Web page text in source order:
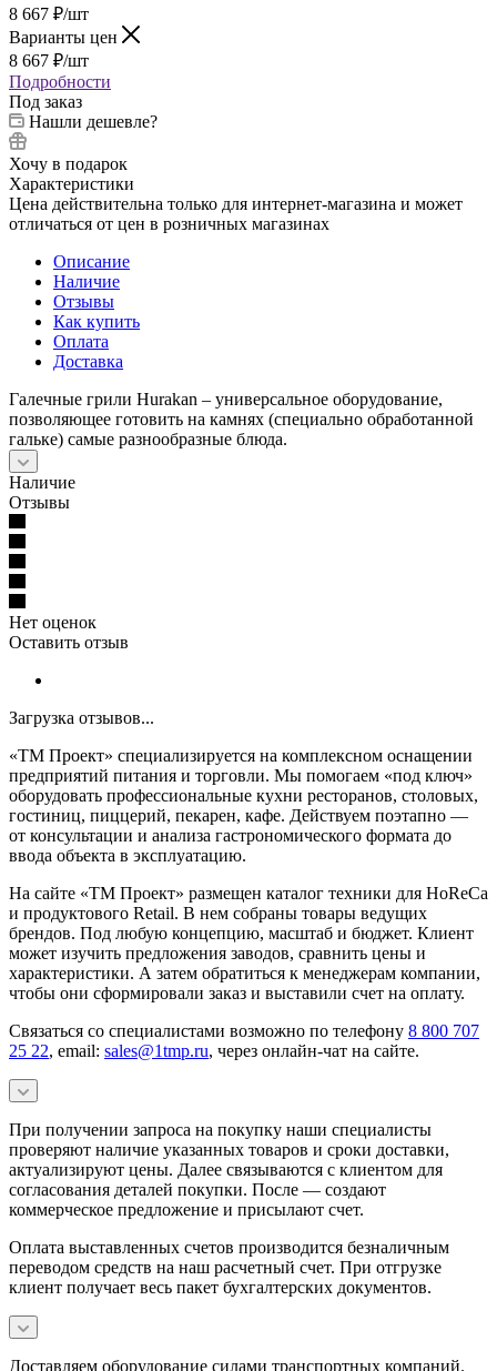
8 667 ₽/шт
Варианты цен
8 667 ₽/шт
Подробности
Под заказ
Нашли дешевле?
Хочу в подарок
Характеристики
Цена действительна только для интернет-магазина и может
отличаться от цен в розничных магазинах
Описание
Наличие
Отзывы
Как купить
Оплата
Доставка
Галечные грили Hurakan – универсальное оборудование,
позволяющее готовить на камнях (специально обработанной
гальке) самые разнообразные блюда.
Наличие
Отзывы
Нет оценок
Оставить отзыв
Загрузка отзывов...
«ТМ Проект» специализируется на комплексном оснащении
предприятий питания и торговли. Мы помогаем «под ключ»
оборудовать профессиональные кухни ресторанов, столовых,
гостиниц, пиццерий, пекарен, кафе. Действуем поэтапно —
от консультации и анализа гастрономического формата до
ввода объекта в эксплуатацию.
На сайте «ТМ Проект» размещен каталог техники для HoReCa
и продуктового Retail. В нем собраны товары ведущих
брендов. Под любую концепцию, масштаб и бюджет. Клиент
может изучить предложения заводов, сравнить цены и
характеристики. А затем обратиться к менеджерам компании,
чтобы они сформировали заказ и выставили счет на оплату.
Связаться со специалистами возможно по телефону 8 800 707
25 22, email: sales@1tmp.ru, через онлайн-чат на сайте.
При получении запроса на покупку наши специалисты
проверяют наличие указанных товаров и сроки доставки,
актуализируют цены. Далее связываются с клиентом для
согласования деталей покупки. После — создают
коммерческое предложение и присылают счет.
Оплата выставленных счетов производится безналичным
переводом средств на наш расчетный счет. При отгрузке
клиент получает весь пакет бухгалтерских документов.
Доставляем оборудование силами транспортных компаний.